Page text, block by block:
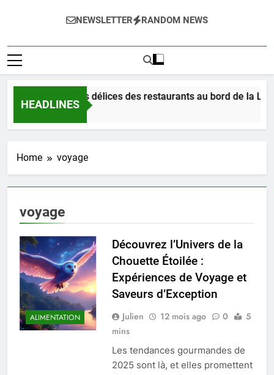
NEWSLETTER RANDOM NEWS
HEADLINES
Dégustez les délices des restaurants au bord de la
3 Jours Ago
Home voyage
voyage
ALIMENTATION
Découvrez l’Univers de la
Chouette Étoilée :
Expériences de Voyage et
Saveurs d’Exception
Julien 12 mois ago 0
5
mins
Les tendances gourmandes de
2025 sont là, et elles promettent